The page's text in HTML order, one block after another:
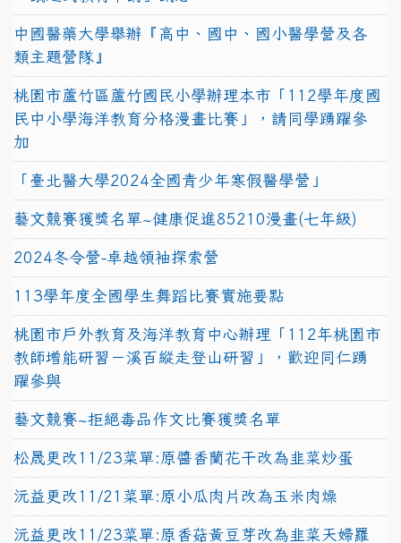
中國醫藥大學舉辦『高中、國中、國小醫學營及各
類主題營隊』
桃園市蘆竹區蘆竹國民小學辦理本市「112學年度國
民中小學海洋教育分格漫畫比賽」，請同學踴躍參
加
「臺北醫大學2024全國青少年寒假醫學營」
藝文競賽獲獎名單~健康促進85210漫畫(七年級)
2024冬令營-卓越領袖探索營
113學年度全國學生舞蹈比賽實施要點
桃園市戶外教育及海洋教育中心辦理「112年桃園市
教師增能研習－溪百縱走登山研習」，歡迎同仁踴
躍參與
藝文競賽~拒絕毒品作文比賽獲獎名單
松晟更改11/23菜單:原醬香蘭花干改為韭菜炒蛋
沅益更改11/21菜單:原小瓜肉片改為玉米肉燥
沅益更改11/23菜單:原香菇黃豆芽改為韭菜天婦羅